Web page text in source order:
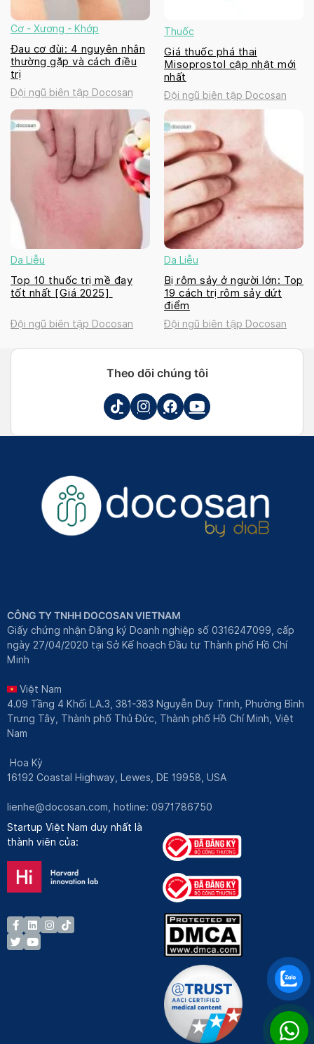
Cơ - Xương - Khớp
Đau cơ đùi: 4 nguyên nhân
thường gặp và cách điều
trị
Đội ngũ biên tập Docosan
Thuốc
Giá thuốc phá thai
Misoprostol cập nhật mới
nhất
Đội ngũ biên tập Docosan
Da Liễu
Top 10 thuốc trị mề đay
tốt nhất [Giá 2025]
Đội ngũ biên tập Docosan
Da Liễu
Bị rôm sảy ở người lớn: Top
19 cách trị rôm sảy dứt
điểm
Đội ngũ biên tập Docosan
Theo dõi chúng tôi
CÔNG TY TNHH DOCOSAN VIETNAM
Giấy chứng nhận Đăng ký Doanh nghiệp số 0316247099, cấp
ngày 27/04/2020 tại Sở Kế hoạch Đầu tư Thành phố Hồ Chí
Minh
Việt Nam
4.09 Tầng 4 Khối LA.3, 381-383 Nguyễn Duy Trinh, Phường Bình
Trưng Tây, Thành phố Thủ Đức, Thành phố Hồ Chí Minh, Việt
Nam
Hoa Kỳ
16192 Coastal Highway, Lewes, DE 19958, USA
lienhe@docosan.com , hotline: 0971786750
Startup Việt Nam duy nhất là
thành viên của: